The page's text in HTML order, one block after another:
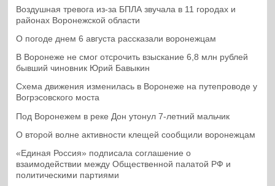
Воздушная тревога из-за БПЛА звучала в 11 городах и
районах Воронежской области
О погоде днем 6 августа рассказали воронежцам
В Воронеже не смог отсрочить взыскание 6,8 млн рублей
бывший чиновник Юрий Бавыкин
Схема движения изменилась в Воронеже на путепроводе у
Вогрэсовского моста
Под Воронежем в реке Дон утонул 7-летний мальчик
О второй волне активности клещей сообщили воронежцам
«Единая Россия» подписала соглашение о
взаимодействии между Общественной палатой РФ и
политическими партиями